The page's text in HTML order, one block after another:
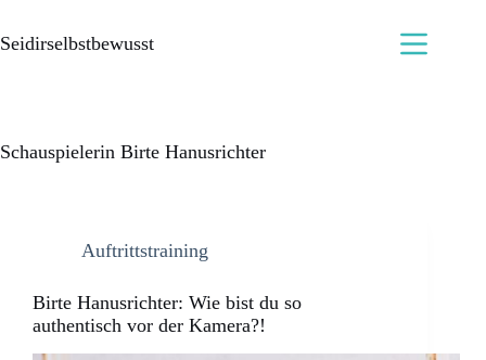
Seidirselbstbewusst
Schauspielerin Birte Hanusrichter
Auftrittstraining
Birte Hanusrichter: Wie bist du so
authentisch vor der Kamera?!